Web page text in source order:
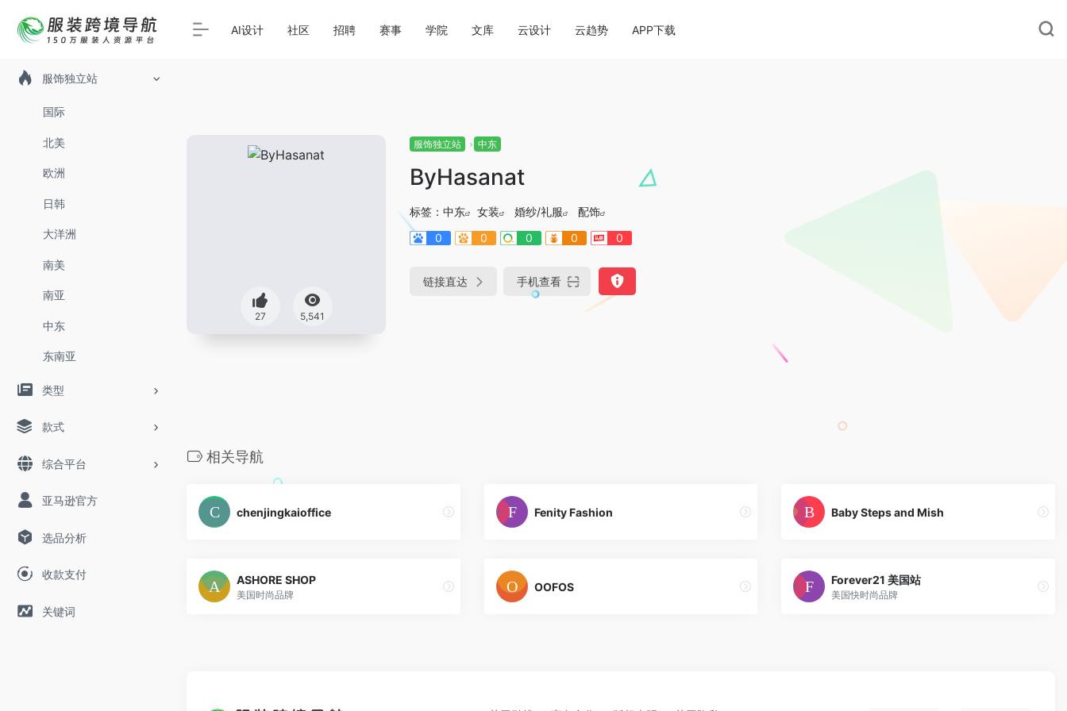
服饰独立站
国际
北美
欧洲
日韩
大洋洲
南美
南亚
中东
东南亚
类型
款式
综合平台
亚马逊官方
选品分析
收款支付
关键词
AI设计 社区 招聘 赛事 学院 文库 云设计 云趋势 APP下载
27 5,541
服饰独立站 中东
ByHasanat
标签： 中东 女装 婚纱/礼服
配饰
0
0 0 0 0
链接直达 手机查看
相关导航
chenjingkaioffice Fenity Fashion Baby Steps and Mish
ASHORE SHOP
美国时尚品牌
OOFOS
Forever21 美国站
美国快时尚品牌